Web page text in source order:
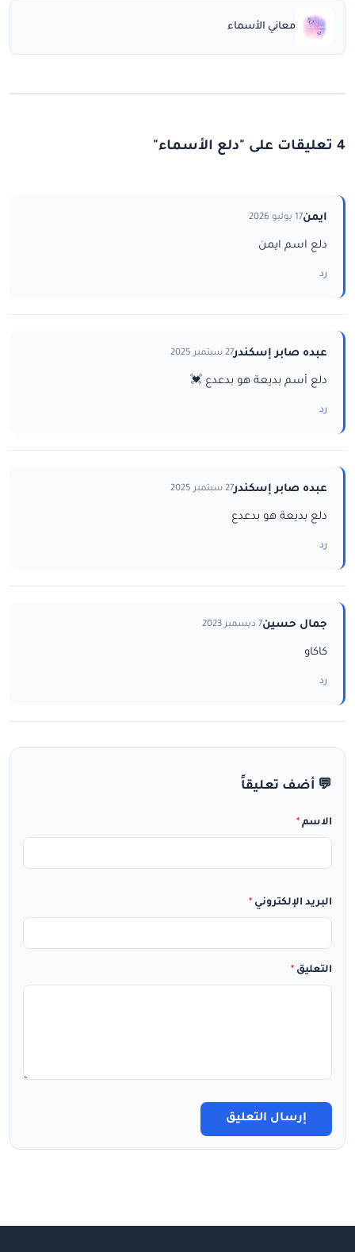
معاني الأسماء
4 تعليقات على "دلع الأسماء"
ايمن17 يوليو 2026
دلع اسم ايمن
رد
عبده صابر إسكندر27 سبتمبر 2025
دلع أسم بديعة هو بدعدع 💓
رد
عبده صابر إسكندر27 سبتمبر 2025
دلع بديعة هو بدعدع
رد
جمال حسين7 ديسمبر 2023
كاكاو
رد
💬 أضف تعليقاً
الاسم *
البريد الإلكتروني *
التعليق *
إرسال التعليق